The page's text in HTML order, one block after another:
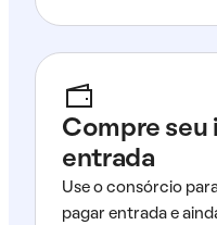
Compre seu
entrada
Use o consórcio
pagar entrada e